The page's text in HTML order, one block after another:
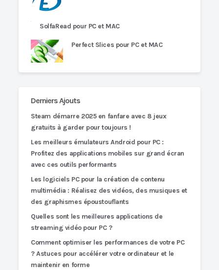
SolfaRead pour PC et MAC
Perfect Slices pour PC et MAC
Derniers Ajouts
Steam démarre 2025 en fanfare avec 8 jeux
gratuits à garder pour toujours !
Les meilleurs émulateurs Android pour PC :
Profitez des applications mobiles sur grand écran
avec ces outils performants
Les logiciels PC pour la création de contenu
multimédia : Réalisez des vidéos, des musiques et
des graphismes époustouflants
Quelles sont les meilleures applications de
streaming vidéo pour PC ?
Comment optimiser les performances de votre PC
? Astuces pour accélérer votre ordinateur et le
maintenir en forme